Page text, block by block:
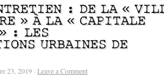
: DE LA «
» À LA « CAPITALE
: LES
URBAINES DE
23, 2019 · Leave a Comment